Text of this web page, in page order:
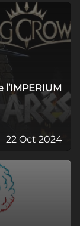
22 Oct 2024